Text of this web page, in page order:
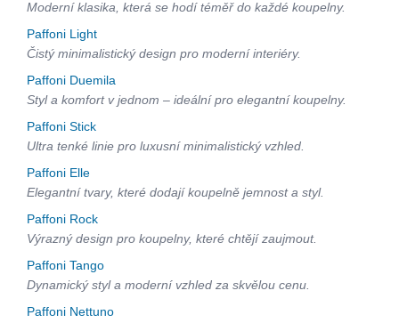
Moderní klasika, která se hodí téměř do každé koupelny.
Paffoni Light
Čistý minimalistický design pro moderní interiéry.
Paffoni Duemila
Styl a komfort v jednom – ideální pro elegantní koupelny.
Paffoni Stick
Ultra tenké linie pro luxusní minimalistický vzhled.
Paffoni Elle
Elegantní tvary, které dodají koupelně jemnost a styl.
Paffoni Rock
Výrazný design pro koupelny, které chtějí zaujmout.
Paffoni Tango
Dynamický styl a moderní vzhled za skvělou cenu.
Paffoni Nettuno